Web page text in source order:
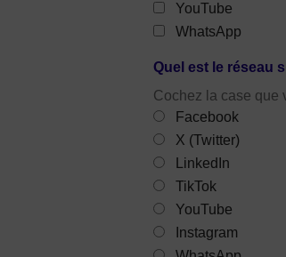
YouTube
WhatsApp
Quel est le réseau
Cochez la case que
Facebook
X (Twitter)
LinkedIn
TikTok
YouTube
Instagram